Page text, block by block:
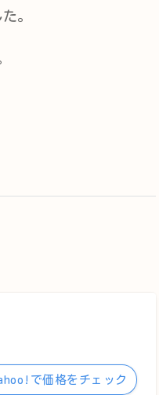
。
で価格をチェック